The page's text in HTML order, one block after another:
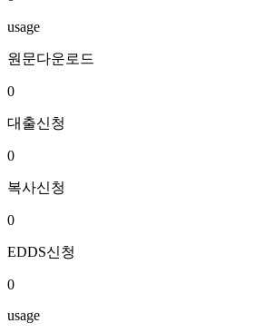
usage
원문다운로드
0
대출신청
0
복사신청
0
EDDS신청
0
usage